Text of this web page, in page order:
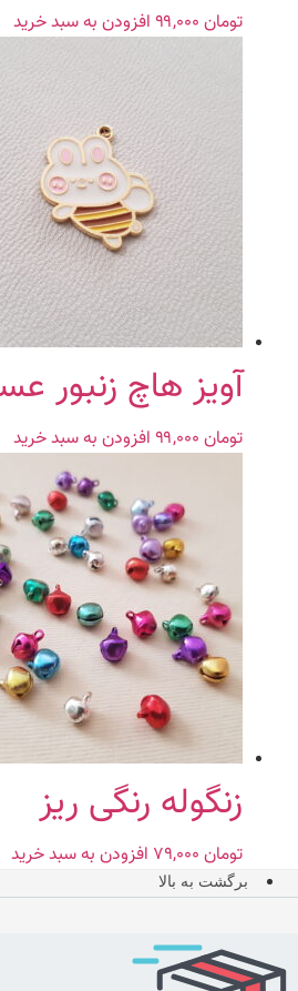
تومان افزودن به سبد خرید
آویز هاچ زنبور
تومان افزودن به سبد خرید
زنگوله رنگی ریز
تومان افزودن به سبد خرید
برگشت به بالا